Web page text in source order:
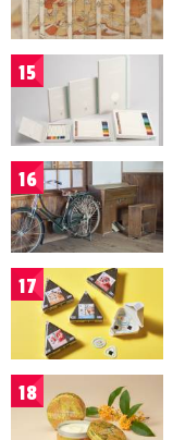
15
16
17
18